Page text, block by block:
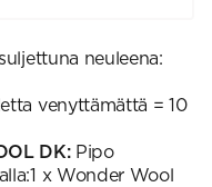
neuleena:
venyttämättä = 10
DK: Pipo
x Wonder Wool